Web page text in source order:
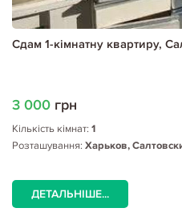
Сдам 1-кімнатну квартиру,
3 000 грн
Кількість кімнат: 1
Розташування: Харьков,
ДЕТАЛЬНІШЕ...